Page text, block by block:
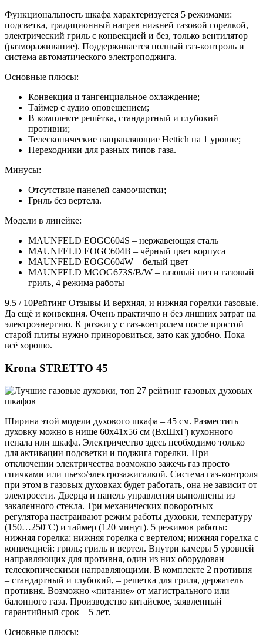
Функциональность шкафа характеризуется 5 режимами:
подсветка, традиционный нагрев нижней газовой горелкой,
электрический гриль с конвекцией и без, только вентилятор
(размораживание). Поддерживается полный газ-контроль и
система автоматического электроподжига.
Основные плюсы:
Конвекция и тангенциальное охлаждение;
Таймер с аудио оповещением;
В комплекте решётка, стандартный и глубокий
противни;
Телескопические направляющие Hettich на 1 уровне;
Переходники для разных типов газа.
Минусы:
Отсутствие панелей самоочистки;
Гриль без вертела.
Модели в линейке:
MAUNFELD EOGC604S – нержавеющая сталь
MAUNFELD EOGC604B – чёрный цвет корпуса
MAUNFELD EOGC604W – белый цвет
MAUNFELD MGOG673S/B/W – газовый низ и газовый
гриль, 4 режима работы
9.5 / 10Рейтинг Отзывы И верхняя, и нижняя горелки газовые.
Да ещё и конвекция. Очень практично и без лишних затрат на
электроэнергию. К розжигу с газ-контролем после простой
старой плиты нужно приноровиться, зато как удобно. Пока
всё хорошо.
Krona STRETTO 45
Ширина этой модели духового шкафа – 45 см. Разместить
духовку можно в нише 60х41х56 см (ВхШхГ) кухонного
пенала или шкафа. Электричество здесь необходимо только
для активации подсветки и поджига горелки. При
отключении электричества возможно зажечь газ просто
спичками или пьезо/электрозажигалкой. Система газ-контроля
при этом в газовых духовках будет работать, она не зависит от
электросети. Дверца и панель управления выполнены из
закаленного стекла. Три механических поворотных
регулятора настраивают режим работы духовки, температуру
(150…250°C) и таймер (120 минут). 5 режимов работы:
нижняя горелка; нижняя горелка с вертелом; нижняя горелка с
конвекцией: гриль; гриль и вертел. Внутри камеры 5 уровней
направляющих для противня, один из них оборудован
телескопическими направляющими. В комплекте 2 противня
– стандартный и глубокий, – решетка для гриля, держатель
противня. Возможно «питание» от магистрального или
балонного газа. Производство китайское, заявленный
гарантийный срок – 5 лет.
Основные плюсы: